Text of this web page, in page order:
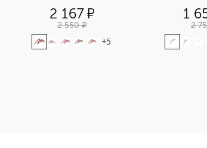
2 167¤
2 550 ¤
+5
1
2